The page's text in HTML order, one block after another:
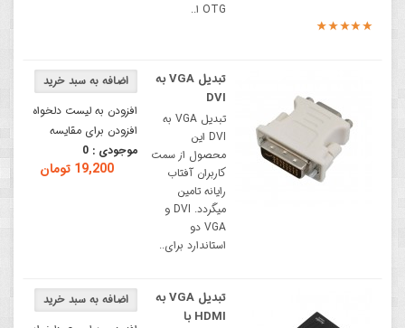
OTG ا..
افزودن به لیست دلخواه
افزودن برای مقایسه
موجودی : 0
19,200 تومان
تبدیل VGA به
DVI
تبدیل VGA به
DVI این
محصول از سمت
کاربران آفتاب
رایانه تامین
میگردد. DVI و
VGA دو
استاندارد برای..
تبدیل VGA به
HDMI با